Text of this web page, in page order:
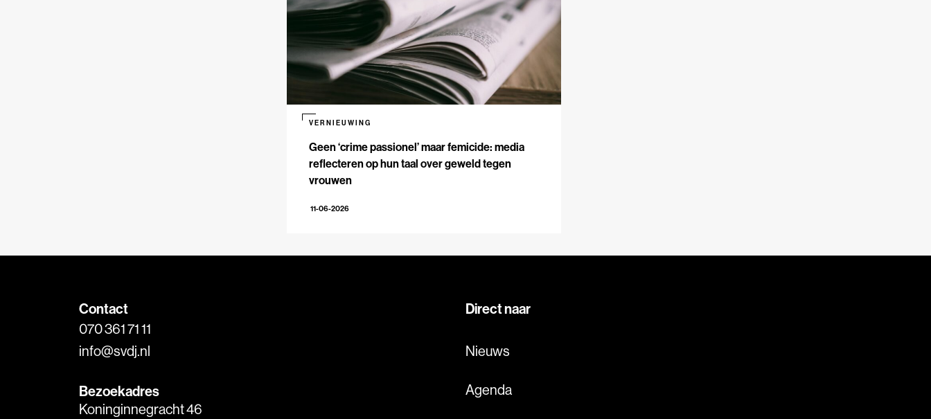
Geen ‘crime passionel’ maar femicide: media
reflecteren op hun taal over geweld tegen
vrouwen
VERNIEUWING
11-06-2026
Contact
070 361 71 11
info@svdj.nl
Bezoekadres
Koninginnegracht 46
Direct naar
Nieuws
Agenda